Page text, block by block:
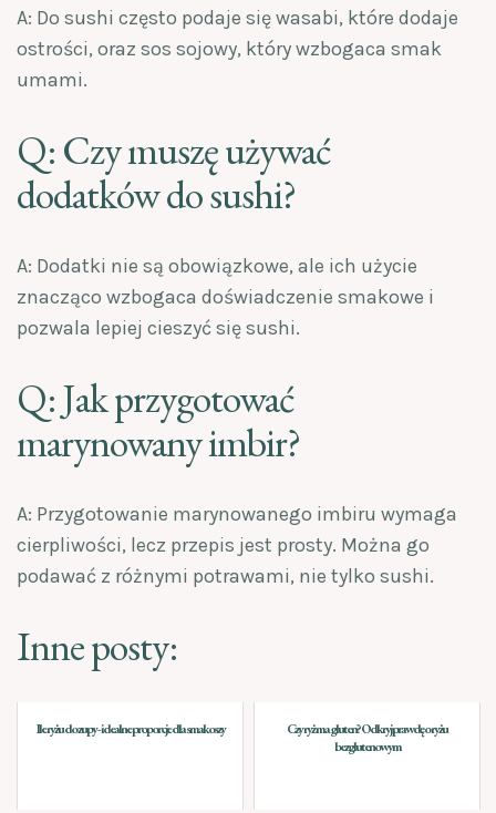
A: Do sushi często podaje się wasabi, które dodaje
ostrości, oraz sos sojowy, który wzbogaca smak
umami.
Q: Czy muszę używać
dodatków do sushi?
A: Dodatki nie są obowiązkowe, ale ich użycie
znacząco wzbogaca doświadczenie smakowe i
pozwala lepiej cieszyć się sushi.
Q: Jak przygotować
marynowany imbir?
A: Przygotowanie marynowanego imbiru wymaga
cierpliwości, lecz przepis jest prosty. Można go
podawać z różnymi potrawami, nie tylko sushi.
Inne posty:
Ile ryżu do zupy - idealne proporcje dla smakoszy
Czy ryż ma gluten? Odkryj prawdę o ryżu
bezglutenowym